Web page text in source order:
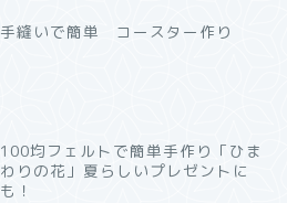
手縫いで簡単 コースター作り
100均フェルトで簡単手作り「ひま
わりの花」夏らしいプレゼントに
も！